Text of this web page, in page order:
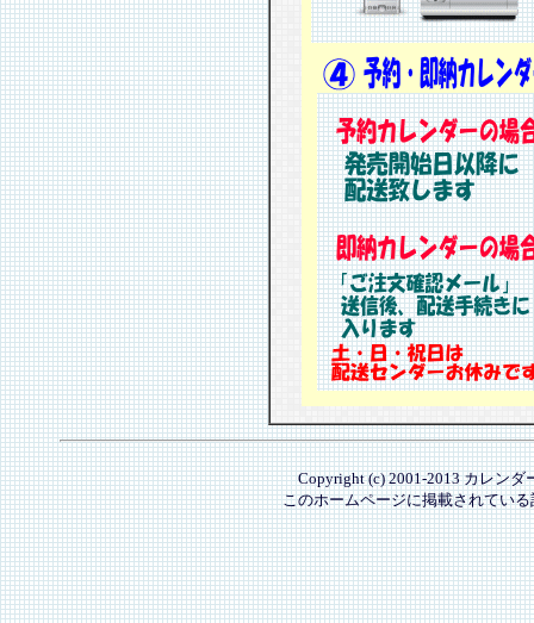
Copyright (c) 2001-2013 カレンダ
このホームページに掲載されてい